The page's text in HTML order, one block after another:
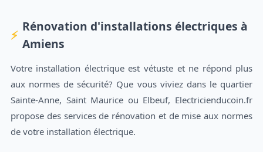
Rénovation d'installations électriques à
Amiens
Votre installation électrique est vétuste et ne répond plus
aux normes de sécurité? Que vous viviez dans le quartier
Sainte-Anne, Saint Maurice ou Elbeuf, Electricienducoin.fr
propose des services de rénovation et de mise aux normes
de votre installation électrique.